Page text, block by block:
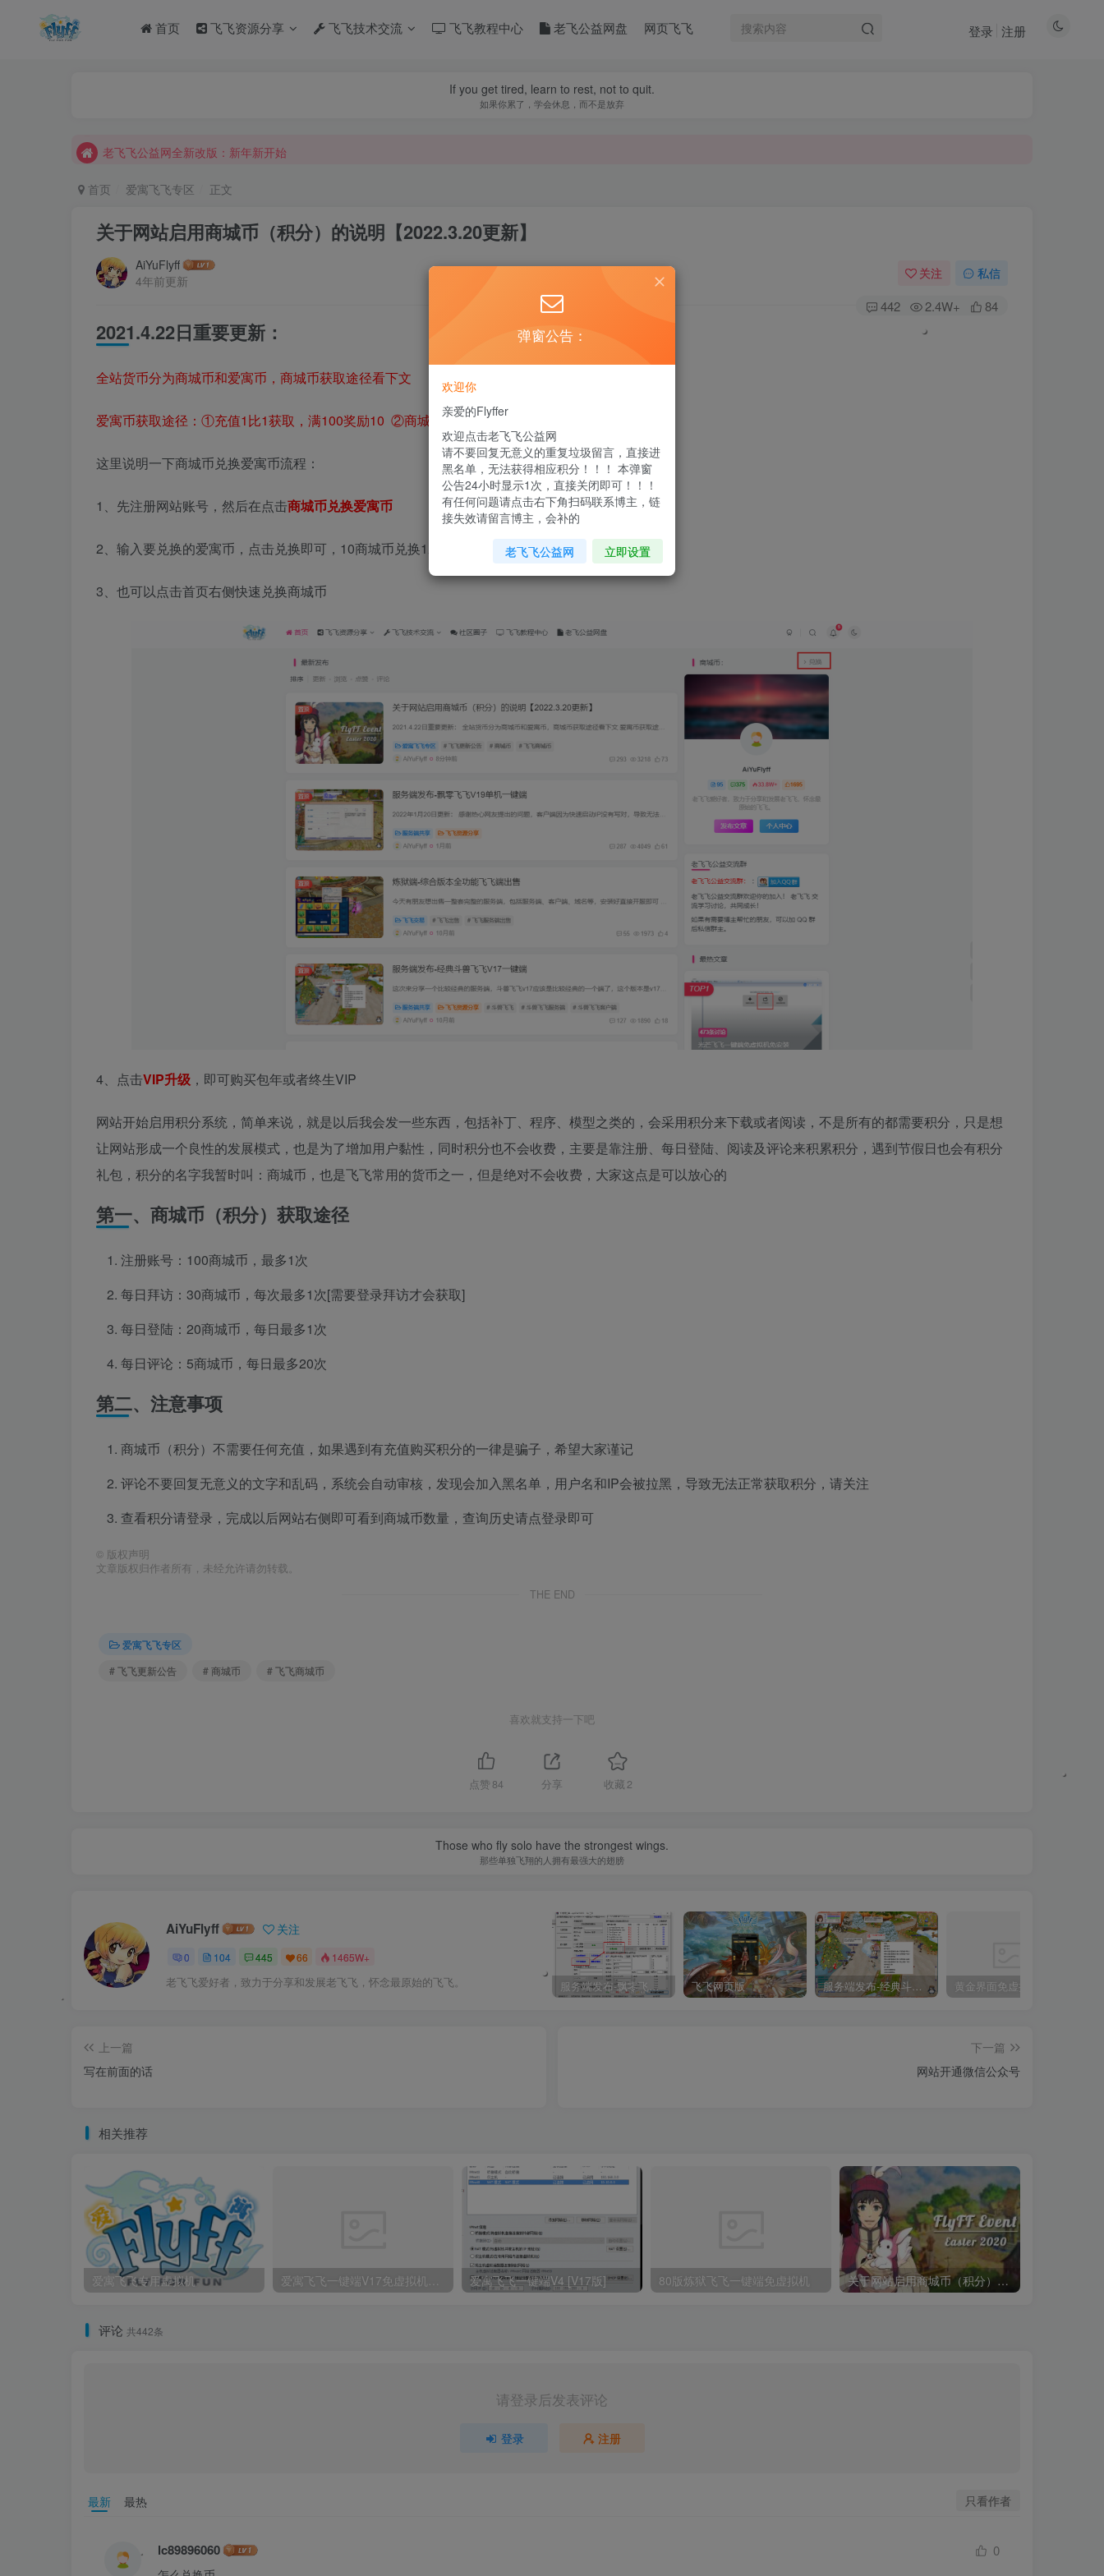
首页 飞飞资源分享 飞飞技术交流 飞飞教程中心 老飞公益网盘 网页飞飞 登录 注册
If you get tired, learn to rest, not to quit.
如果你累了，学会休息，而不是放弃
老飞飞公益网全新改版：新年新开始
首页 爱寓飞飞专区 正文
关于网站启用商城币（积分）的说明【2022.3.20更新】
AiYuFlyff
4年前更新
关注 私信
442 2.4W+ 84
2021.4.22日重要更新：
全站货币分为商城币和爱寓币，商城币获取途径看下文
爱寓币获取途径： ①充值1比1获取，满100奖励10 ②商城币1比10兑换
这里说明一下商城币兑换爱寓币流程：
1、先注册网站账号，然后在点击商城币兑换爱寓币
2、输入要兑换的爱寓币，点击兑换即可，10商城币兑换1爱寓币
3、也可以点击首页右侧快速兑换商城币
4、点击VIP升级 ，即可购买包年或者终生VIP
网站开始启用积分系统，简单来说，就是以后我会发一些东西，包括补丁、程序、模型之类的，会采用积分来下载或者阅读，不是所有的都需要积分，只是想
让网站形成一个良性的发展模式，也是为了增加用户黏性，同时积分也不会收费，主要是靠注册、每日登陆、阅读及评论来积累积分，遇到节假日也会有积分
礼包，积分的名字我暂时叫：商城币，也是飞飞常用的货币之一，但是绝对不会收费，大家这点是可以放心的
第一、商城币（积分）获取途径
注册账号：100商城币，最多1次
每日拜访：30商城币，每次最多1次[需要登录拜访才会获取]
每日登陆：20商城币，每日最多1次
每日评论：5商城币，每日最多20次
第二、注意事项
商城币（积分）不需要任何充值，如果遇到有充值购买积分的一律是骗子，希望大家谨记
评论不要回复无意义的文字和乱码，系统会自动审核，发现会加入黑名单，用户名和IP会被拉黑，导致无法正常获取积分，请关注
查看积分请登录，完成以后网站右侧即可看到商城币数量，查询历史请点登录即可
© 版权声明
文章版权归作者所有，未经允许请勿转载。
THE END
爱寓飞飞专区
# 飞飞更新公告
# 商城币 # 飞飞商城币
喜欢就支持一下吧
点赞 84 分享 收藏 2
Those who fly solo have the strongest wings.
那些单独飞翔的人拥有最强大的翅膀
AiYuFlyff 关注
0 104 445 66 1465W+
老飞飞爱好者，致力于分享和发展老飞飞，怀念最原始的飞飞。 服务端发布-飘零飞飞V19单机一键端 飞飞网页版 服务端发布-经典斗兽飞飞V17一键端
上一篇
写在前面的话
下一篇
网站开通微信公众号
相关推荐
爱寓飞飞专用虚拟机 爱寓飞飞一键端V17免虚拟机免安装 爱寓飞飞一键端V4 [V17版] 80版炼狱飞飞一键端免虚拟机 关于网站启用商城币（积分）的说明【2022.3.20更新】
评论 共442条
请登录后发表评论
登录 注册
最新 最热 只看作者
lc89896060 0
弹窗公告：
欢迎你
亲爱的Flyffer
欢迎点击老飞飞公益网
请不要回复无意义的重复垃圾留言，直接进
黑名单，无法获得相应积分！！！ 本弹窗
公告24小时显示1次，直接关闭即可！！！
有任何问题请点击右下角扫码联系博主，链
接失效请留言博主，会补的
老飞飞公益网 立即设置